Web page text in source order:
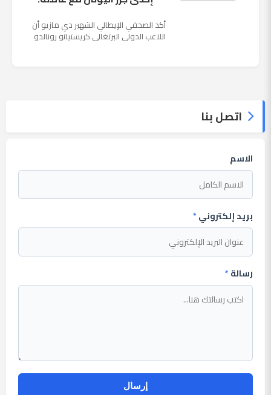
أكد الصحفي الإيطالي الشهير دي مازيو أن
اللاعب الدولي البرتغالي كريستيانو رونالدو
اتصل بنا
الاسم
بريد إلكتروني*
رسالة*